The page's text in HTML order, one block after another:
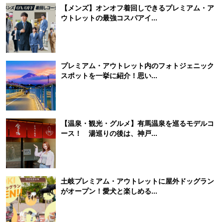
【メンズ】オンオフ着回しできるプレミアム・ア
ウトレットの最強コスパアイ...
プレミアム・アウトレット内のフォトジェニック
スポットを一挙に紹介！思い...
【温泉・観光・グルメ】有馬温泉を巡るモデルコ
ース！ 湯巡りの後は、神戸...
土岐プレミアム・アウトレットに屋外ドッグラン
がオープン！愛犬と楽しめる...